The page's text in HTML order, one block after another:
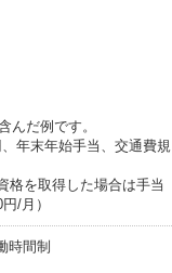
んだ例です。
年末年始手当、交通費規
格を取得した場合は手当
/月）
時間制